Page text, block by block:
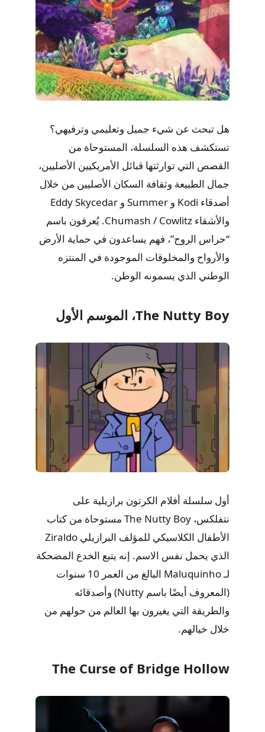
هل تبحث عن شيء جميل وتعليمي وترفيهي؟
تستكشف هذه السلسلة، المستوحاة من
القصص التي توارثتها قبائل الأمريكيين الأصليين،
جمال الطبيعة وثقافة السكان الأصليين من خلال
أصدقاء Kodi و Summer و Eddy Skycedar
والأشقاء Chumash / Cowlitz. يُعرفون باسم
“حراس الروح”، فهم يساعدون في حماية الأرض
والأرواح والمخلوقات الموجودة في المنتزه
الوطني الذي يسمونه الوطن.
The Nutty Boy، الموسم الأول
أول سلسلة أفلام الكرتون برازيلية على
نتفلكس، The Nutty Boy مستوحاة من كتاب
الأطفال الكلاسيكي للمؤلف البرازيلي Ziraldo
الذي يحمل نفس الاسم. إنه يتبع الخدع المضحكة
لـ Maluquinho البالغ من العمر 10 سنوات
(المعروف أيضًا باسم Nutty) وأصدقائه
والطريقة التي يغيرون بها العالم من حولهم من
خلال خيالهم.
The Curse of Bridge Hollow